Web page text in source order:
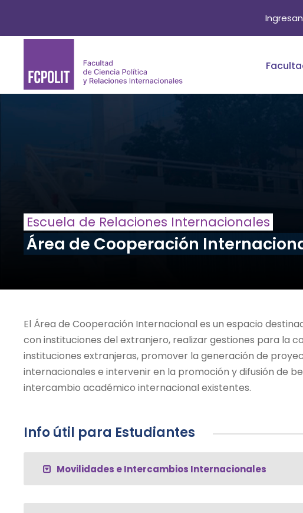
Escuela de Relaciones Internacionales
Área de Cooperación
El Área de Cooperación Internacional es un espacio
con instituciones del extranjero, realizar gestiones para la
instituciones extranjeras, promover la generación de
internacionales e intervenir en la promoción y difusión de
intercambio académico internacional existentes.
Info útil para Estudiantes
Movilidades e Intercambios Internacionales